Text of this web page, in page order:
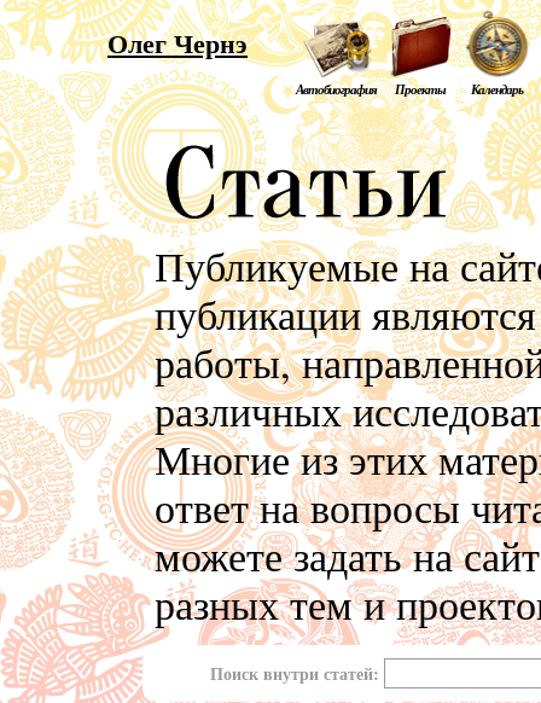
Олег Чернэ
Автобиография Проекты Календарь
Публикуемые на
публикации
работы,
различных
Многие из этих
ответ на вопросы
можете задать на
разных тем и
Поиск внутри статей: